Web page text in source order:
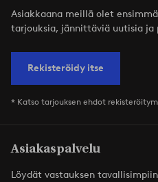
Asiakkaana meillä olet
tarjouksia, jännittäviä uutisia ja
Rekisteröidy itse
* Katso tarjouksen ehdot
Asiakaspalvelu
Löydät vastauksen